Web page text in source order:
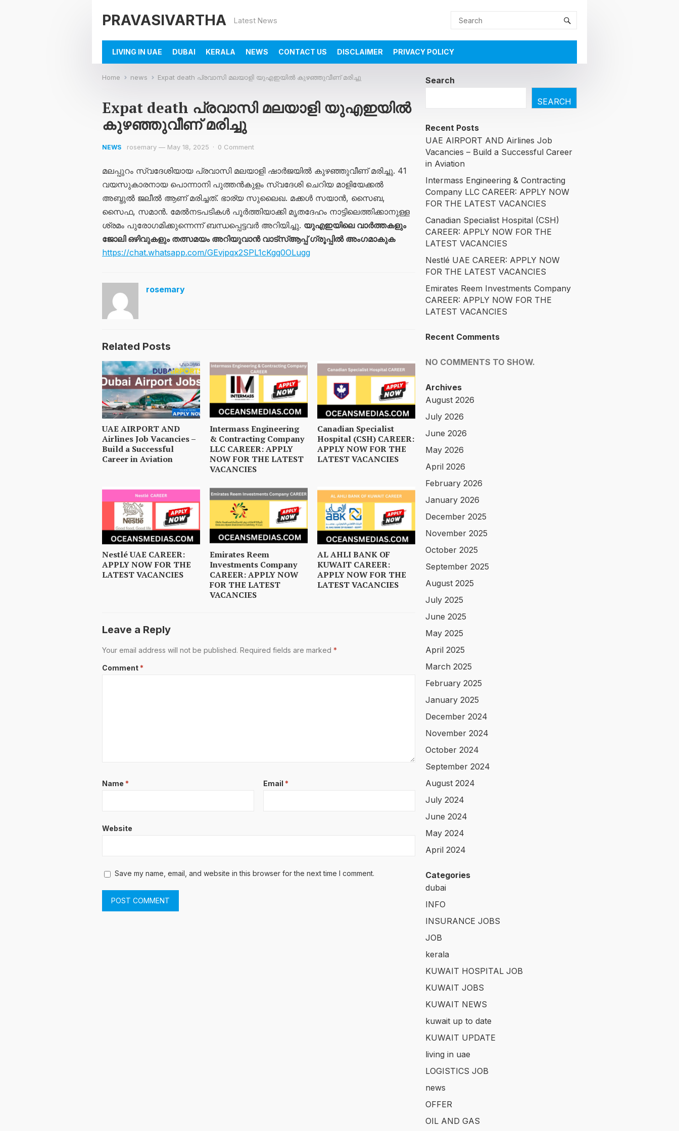
PRAVASIVARTHA Latest News
LIVING IN UAE DUBAI KERALA NEWS CONTACT US DISCLAIMER PRIVACY POLICY
Home news Expat death പ്രവാസി മലയാളി യുഎഇയിൽ കുഴഞ്ഞുവീണ് മരിച്ചു
Expat death പ്രവാസി മലയാളി യുഎഇയിൽ
കുഴഞ്ഞുവീണ് മരിച്ചു
NEWS rosemary — May 18, 2025 · 0 Comment
മലപ്പുറം സ്വദേശിയായ പ്രവാസി മലയാളി ഷാർജയിൽ കുഴഞ്ഞുവീണ് മരിച്ചു. 41
വയസുകാരനായ പൊന്നാനി പുത്തൻകുളം സ്വദേശി ചെറിയ മാളിയേക്കൽ
അബ്ദുൽ ജലീൽ ആണ് മരിച്ചത്. ഭാര്യ സുലൈഖ. മക്കൾ സയാൻ, സൈബ,
സൈഫ, സമാൻ. മേൽനടപടികൾ പൂർത്തിയാക്കി മൃതദേഹം നാട്ടിലെത്തിക്കാനുള്ള
ശ്രമം പുരോ​ഗമിക്കുന്നെന്ന് ബന്ധപ്പെട്ടവർ അറിയിച്ചു. യുഎഇയിലെ വാർത്തകളും
ജോലി ഒഴിവുകളും തത്സമയം അറിയുവാൻ വാട്സ്ആപ്പ് ഗ്രൂപ്പിൽ അംഗമാകുക
https://chat.whatsapp.com/GEvjpqx2SPL1cKgq0OLugg
rosemary
Related Posts
UAE AIRPORT AND
Airlines Job Vacancies –
Build a Successful
Career in Aviation
Intermass Engineering
& Contracting Company
LLC CAREER: APPLY
NOW FOR THE LATEST
VACANCIES
Canadian Specialist
Hospital (CSH) CAREER:
APPLY NOW FOR THE
LATEST VACANCIES
Nestlé UAE CAREER:
APPLY NOW FOR THE
LATEST VACANCIES
Emirates Reem
Investments Company
CAREER: APPLY NOW
FOR THE LATEST
VACANCIES
AL AHLI BANK OF
KUWAIT CAREER:
APPLY NOW FOR THE
LATEST VACANCIES
Leave a Reply
Your email address will not be published. Required fields are marked *
Comment *
Name * Email *
Website
Save my name, email, and website in this browser for the next time I comment.
Search
SEARCH
Recent Posts
UAE AIRPORT AND Airlines Job
Vacancies – Build a Successful Career
in Aviation
Intermass Engineering & Contracting
Company LLC CAREER: APPLY NOW
FOR THE LATEST VACANCIES
Canadian Specialist Hospital (CSH)
CAREER: APPLY NOW FOR THE
LATEST VACANCIES
Nestlé UAE CAREER: APPLY NOW
FOR THE LATEST VACANCIES
Emirates Reem Investments Company
CAREER: APPLY NOW FOR THE
LATEST VACANCIES
Recent Comments
NO COMMENTS TO SHOW.
Archives
August 2026
July 2026
June 2026
May 2026
April 2026
February 2026
January 2026
December 2025
November 2025
October 2025
September 2025
August 2025
July 2025
June 2025
May 2025
April 2025
March 2025
February 2025
January 2025
December 2024
November 2024
October 2024
September 2024
August 2024
July 2024
June 2024
May 2024
April 2024
Categories
dubai
INFO
INSURANCE JOBS
JOB
kerala
KUWAIT HOSPITAL JOB
KUWAIT JOBS
KUWAIT NEWS
kuwait up to date
KUWAIT UPDATE
living in uae
LOGISTICS JOB
news
OFFER
OIL AND GAS